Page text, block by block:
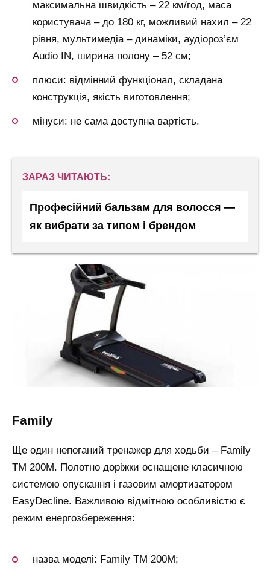
максимальна швидкість – 22 км/год, маса
користувача – до 180 кг, можливий нахил – 22
рівня, мультимедіа – динаміки, аудіороз’єм
Audio IN, ширина полону – 52 см;
плюси: відмінний функціонал, складана
конструкція, якість виготовлення;
мінуси: не сама доступна вартість.
ЗАРАЗ ЧИТАЮТЬ:
Професійний бальзам для волосся —
як вибрати за типом і брендом
family
Ще один непоганий тренажер для ходьби – Family
TM 200M. Полотно доріжки оснащене класичною
системою опускання і газовим амортизатором
EasyDecline. Важливою відмітною особливістю є
режим енергозбереження:
назва моделі: Family TM 200M;